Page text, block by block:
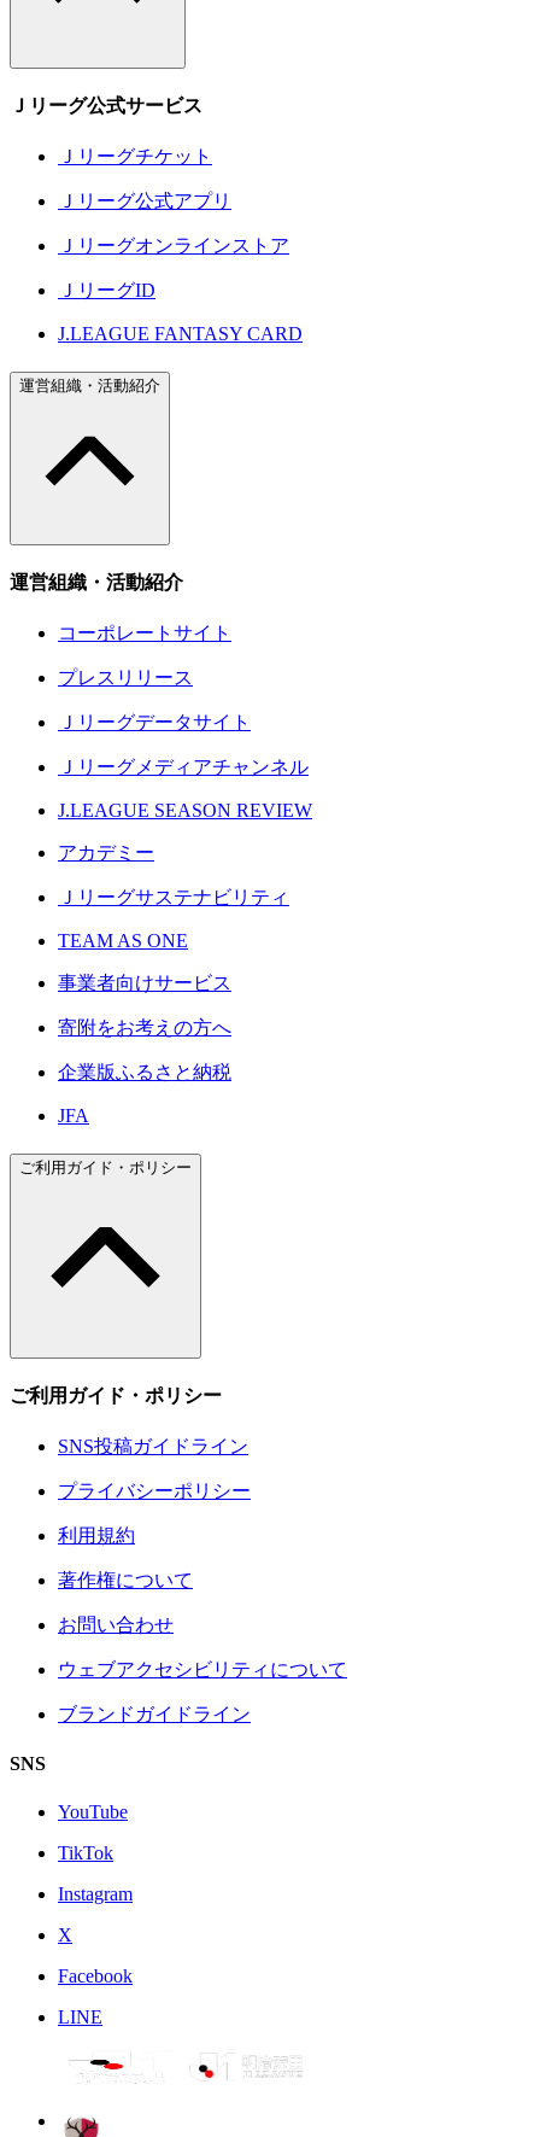
Ｊリーグ公式サービス
Ｊリーグチケット
Ｊリーグ公式アプリ
Ｊリーグオンラインストア
ＪリーグID
J.LEAGUE FANTASY CARD
運営組織・活動紹介
運営組織・活動紹介
コーポレートサイト
プレスリリース
Ｊリーグデータサイト
Ｊリーグメディアチャンネル
J.LEAGUE SEASON REVIEW
アカデミー
Ｊリーグサステナビリティ
TEAM AS ONE
事業者向けサービス
寄附をお考えの方へ
企業版ふるさと納税
JFA
ご利用ガイド・ポリシー
ご利用ガイド・ポリシー
SNS投稿ガイドライン
プライバシーポリシー
利用規約
著作権について
お問い合わせ
ウェブアクセシビリティについて
ブランドガイドライン
SNS
YouTube
TikTok
Instagram
X
Facebook
LINE